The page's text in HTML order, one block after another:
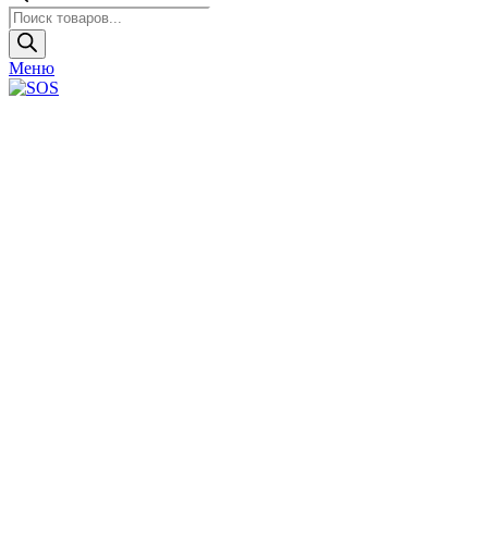
Поиск
товаров
Меню